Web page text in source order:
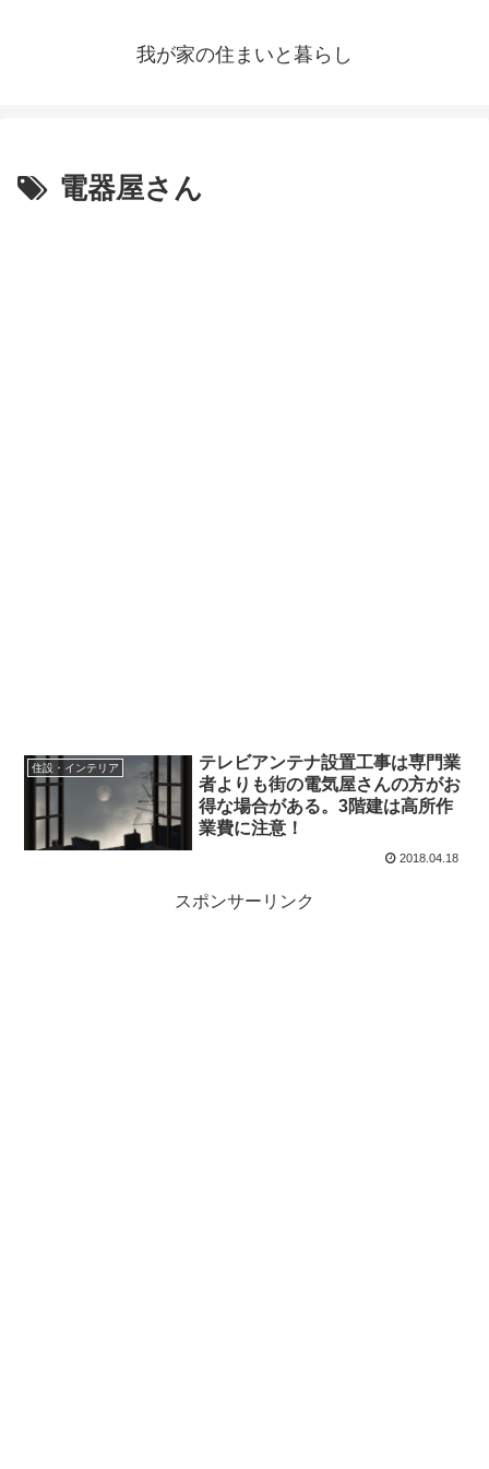
我が家の住まいと暮らし
電器屋さん
住設・インテリア
テレビアンテナ設置工事は専門業
者よりも街の電気屋さんの方がお
得な場合がある。3階建は高所作
業費に注意！
2018.04.18
スポンサーリンク